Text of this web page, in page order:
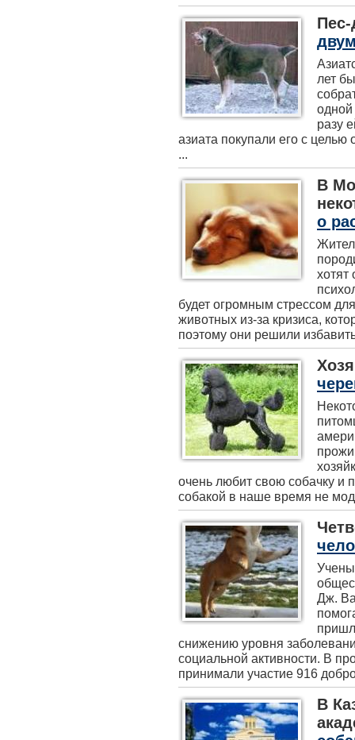
лет
одной
разу
азиата покупали его с целью
...
В
о
хотят
будет огромным стрессом
животных из-за кризиса,
поэтому они решили
очень любит свою собачку и
собакой в наше время не
Дж.
снижению уровня
социальной активности. В
принимали участие 916
В